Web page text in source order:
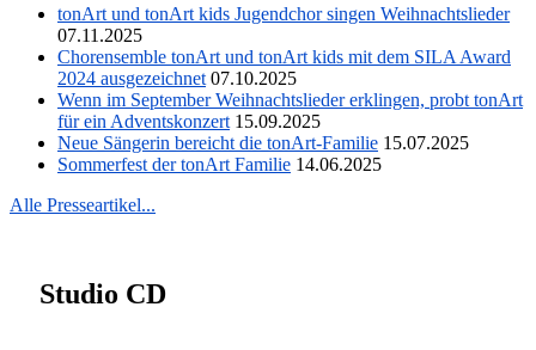
tonArt und tonArt kids Jugendchor singen Weihnachtslieder
07.11.2025
Chorensemble tonArt und tonArt kids mit dem SILA Award
2024 ausgezeichnet 07.10.2025
Wenn im September Weihnachtslieder erklingen, probt tonArt
für ein Adventskonzert 15.09.2025
Neue Sängerin bereicht die tonArt-Familie 15.07.2025
Sommerfest der tonArt Familie 14.06.2025
Alle Presseartikel...
Studio CD